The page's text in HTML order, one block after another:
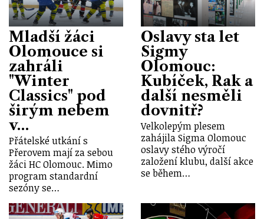
Mladší žáci
Olomouce si
zahráli
"Winter
Classics" pod
širým nebem
v…
Přátelské utkání s
Přerovem mají za sebou
žáci HC Olomouc. Mimo
program standardní
sezóny se…
Oslavy sta let
Sigmy
Olomouc:
Kubíček, Rak a
další nesměli
dovnitř?
Velkolepým plesem
zahájila Sigma Olomouc
oslavy stého výročí
založení klubu, další akce
se během…